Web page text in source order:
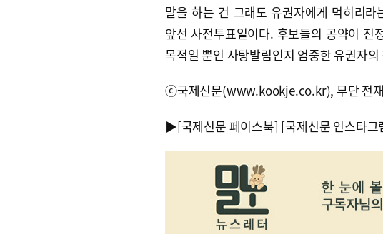
말을 하는 건 그래도 유권자에게 먹히리
앞선 사전투표일이다. 후보들의 공약이 진
목적일 뿐인 사탕발림인지 엄중한 유권자
ⓒ국제신문(www.kookje.co.kr), 무단 전재
▶[국제신문 페이스북] [국제신문 인스타그